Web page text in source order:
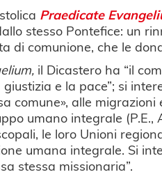
Praedicate
stesso Pontefice: un
di comunione, che le
il Dicastero ha “il
e la pace”; si
comune», alle
umano integrale
le loro Unioni
umana integrale. Si
stessa missionaria”.